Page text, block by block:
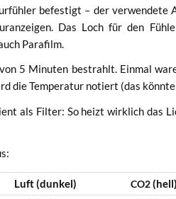
befes­tigt – der ver­wen­de­te
Das Loch für den
Parafilm.
5 Minu­ten bestrahlt. Ein­mal
die Tem­pe­ra­tur notiert (das könn­te
als Fil­ter: So heizt wirk­lich das
Luft (dun­kel) CO2(hell)